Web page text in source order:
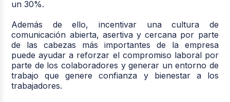
un 30%.
Además de ello, incentivar una cultura de
comunicación abierta, asertiva y cercana por parte
de las cabezas más importantes de la empresa
puede ayudar a reforzar el compromiso laboral por
parte de los colaboradores y generar un entorno de
trabajo que genere confianza y bienestar a los
trabajadores.